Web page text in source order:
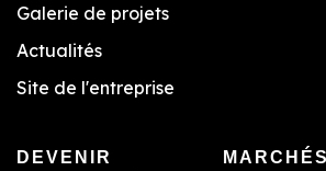
Galerie de projets
Actualités
Site de l'entreprise
DEVENIR
MARCHÉS